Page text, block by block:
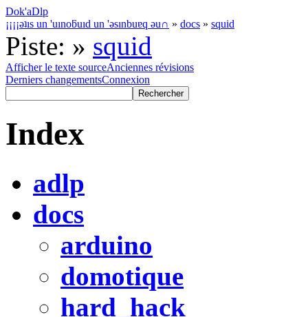
Dok'aDlp
¡¡¡¡ǝʇıs un 'uınoƃuıd un 'ǝsınbuɐq ǝu∩ » docs » squid
Piste: » squid
Afficher le texte sourceAnciennes révisions
Derniers changementsConnexion
Index
adlp
docs
arduino
domotique
hard_hack